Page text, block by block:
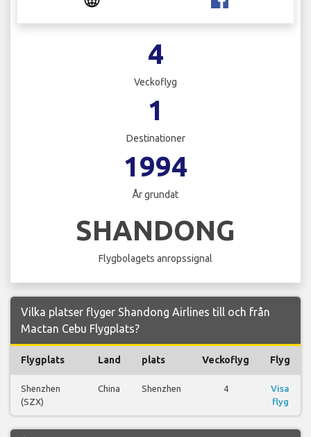
4
Veckoflyg
1
Destinationer
1994
År grundat
SHANDONG
Flygbolagets anropssignal
Vilka platser flyger Shandong Airlines till och från
Mactan Cebu Flygplats?
Flygplats Land plats Veckoflyg Flyg
Shenzhen
(SZX)
China Shenzhen 4
Visa
flyg